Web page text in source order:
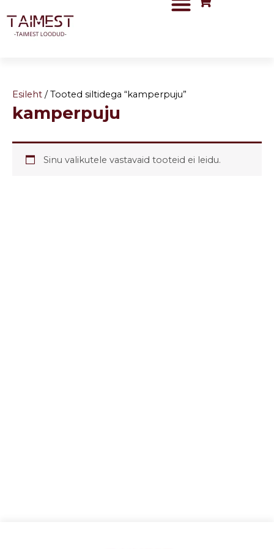
content
Esileht / Tooted siltidega “kamperpuju”
kamperpuju
Sinu valikutele vastavaid tooteid ei leidu.